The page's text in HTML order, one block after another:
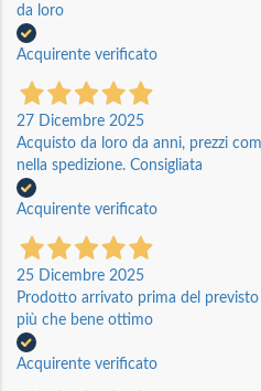
da loro
Acquirente verificato
27 Dicembre 2025
Acquisto da loro da anni, prezzi
nella spedizione. Consigliata
Acquirente verificato
25 Dicembre 2025
Prodotto arrivato prima del
più che bene ottimo
Acquirente verificato